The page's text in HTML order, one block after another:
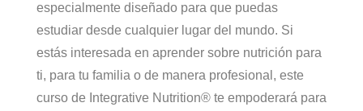
especialmente diseñado para que puedas
estudiar desde cualquier lugar del mundo. Si
estás interesada en aprender sobre nutrición para
ti, para tu familia o de manera profesional, este
curso de Integrative Nutrition® te empoderará para